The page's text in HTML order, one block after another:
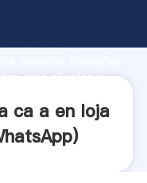
fuerza de
crea el valor y
ca a en loja
)